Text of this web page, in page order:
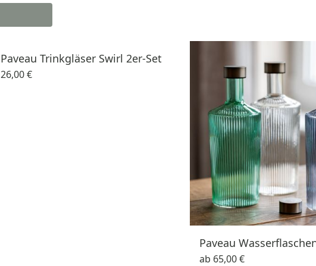
Paveau Trinkgläser Swirl 2er-Set
26,00 €
Paveau
ab 65,00 €